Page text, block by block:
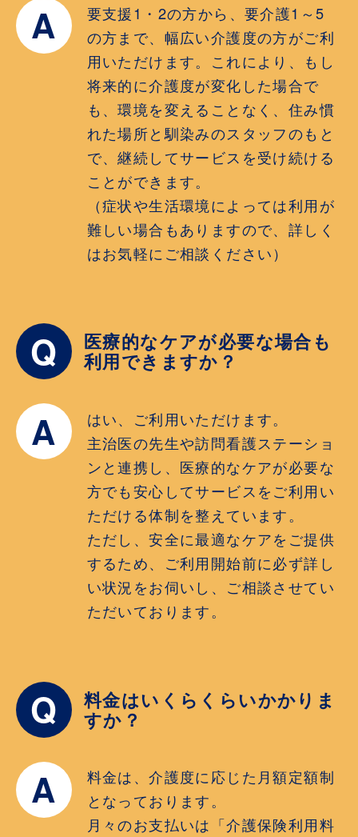
A
要支援1・2の方から、要介護1～5
の方まで、幅広い介護度の方がご利
用いただけます。これにより、もし
将来的に介護度が変化した場合で
も、環境を変えることなく、住み慣
れた場所と馴染みのスタッフのもと
で、継続してサービスを受け続ける
ことができます。
（症状や生活環境によっては利用が
難しい場合もありますので、詳しく
はお気軽にご相談ください）
Q 医療的なケアが必要な場合も
利用できますか？
A
はい、ご利用いただけます。
主治医の先生や訪問看護ステーショ
ンと連携し、医療的なケアが必要な
方でも安心してサービスをご利用い
ただける体制を整えています。
ただし、安全に最適なケアをご提供
するため、ご利用開始前に必ず詳し
い状況をお伺いし、ご相談させてい
ただいております。
Q 料金はいくらくらいかかりま
すか？
A
料金は、介護度に応じた月額定額制
となっております。
月々のお支払いは「介護保険利用料